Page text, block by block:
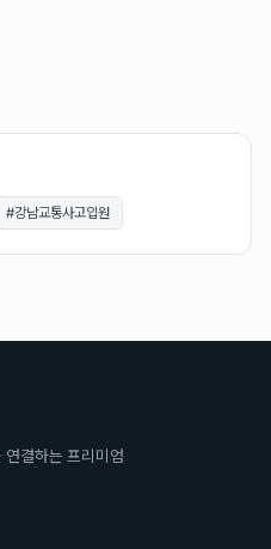
#강남교통사고입원
연결하는 프리미엄